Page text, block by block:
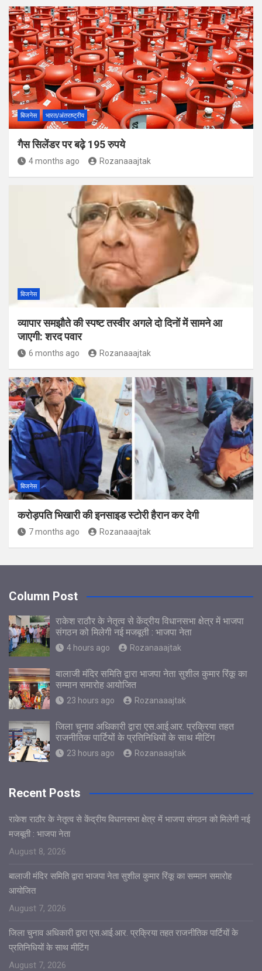
बिजनेस भारत/अंतराष्ट्रीय
गैस सिलेंडर पर बढ़े 195 रुपये
4 months ago Rozanaaajtak
बिजनेस
व्यापार समझौते की स्पष्ट तस्वीर अगले दो दिनों में सामने आ
जाएगी: शरद पवार
6 months ago Rozanaaajtak
बिजनेस
करोड़पति भिखारी की इनसाइड स्टोरी हैरान कर देगी
7 months ago Rozanaaajtak
Column Post
राकेश राठौर के नेतृत्व से केंद्रीय विधानसभा क्षेत्र में भाजपा
संगठन को मिलेगी नई मजबूती : भाजपा नेता
4 hours ago Rozanaaajtak
बालाजी मंदिर समिति द्वारा भाजपा नेता सुशील कुमार रिंकू का
सम्मान समारोह आयोजित
23 hours ago Rozanaaajtak
जिला चुनाव अधिकारी द्वारा एस.आई.आर. प्रक्रिया तहत
राजनीतिक पार्टियों के प्रतिनिधियों के साथ मीटिंग
23 hours ago Rozanaaajtak
Recent Posts
राकेश राठौर के नेतृत्व से केंद्रीय विधानसभा क्षेत्र में भाजपा संगठन को मिलेगी नई
मजबूती : भाजपा नेता
August 8, 2026
बालाजी मंदिर समिति द्वारा भाजपा नेता सुशील कुमार रिंकू का सम्मान समारोह
आयोजित
August 7, 2026
जिला चुनाव अधिकारी द्वारा एस.आई.आर. प्रक्रिया तहत राजनीतिक पार्टियों के
प्रतिनिधियों के साथ मीटिंग
August 7, 2026